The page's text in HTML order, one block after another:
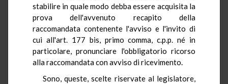
stabilire in quale modo debba essere acquisita la
prova dell'avvenuto recapito della
raccomandata contenente l'avviso e l'invito di
cui all'art. 177 bis, primo comma, c.p.p. né in
particolare, pronunciare l'obbligatorio ricorso
alla raccomandata con avviso di ricevimento.
Sono, queste, scelte riservate al legislatore,